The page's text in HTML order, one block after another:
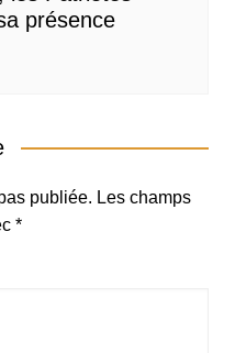
présence
publiée. Les champs
*